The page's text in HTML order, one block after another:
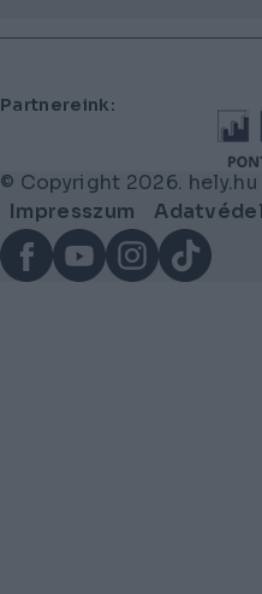
Lábléc
Partnereink:
© Copyright 2026. hely.hu
Lábléc
menü
Impresszum
FacebookYouTubeInstagram